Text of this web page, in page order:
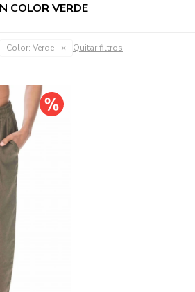
COLOR VERDE
Color: Verde Quitar filtros